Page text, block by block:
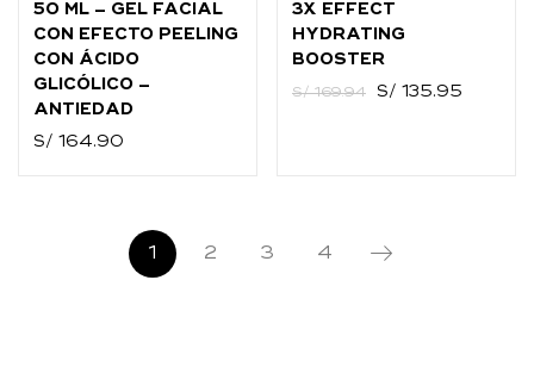
50 ML – GEL FACIAL
CON EFECTO PEELING
CON ÁCIDO
GLICÓLICO –
ANTIEDAD
S/ 164.90
3X EFFECT
HYDRATING
BOOSTER
S/169.94 S/ 135.95
1 2 3 4